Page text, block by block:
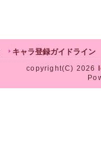
キャラ登録ガイドライン
copyright(C) 2026